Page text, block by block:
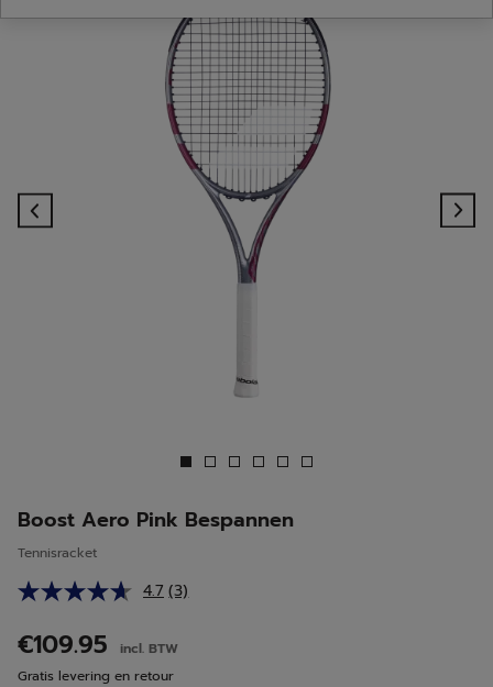
Boost Aero Pink Bespannen
Tennisracket
4.7 Lees
Dezelfde
paginalink.
(3)
€109.95
incl. BTW
Gratis levering en retour